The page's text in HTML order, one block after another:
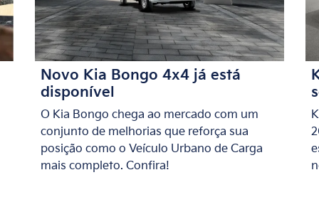
Novo Kia Bongo 4x4 já está
disponível
O Kia Bongo chega ao mercado com um
conjunto de melhorias que reforça sua
posição como o Veículo Urbano de Carga
mais completo. Confira!